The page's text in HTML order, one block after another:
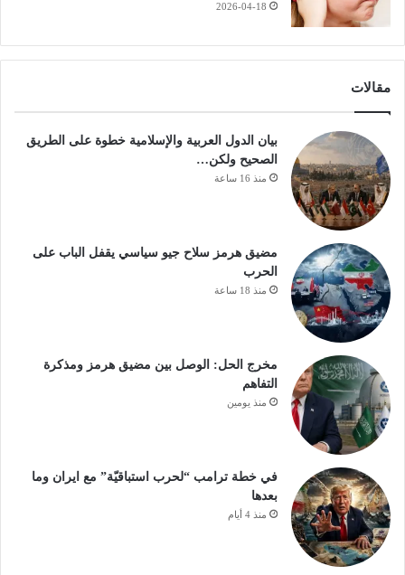
2026-04-18
مقالات
بيان الدول العربية والإسلامية خطوة على الطريق
الصحيح ولكن…
منذ 16 ساعة
مضيق هرمز سلاح جيو سياسي يقفل الباب على
الحرب
منذ 18 ساعة
مخرج الحل: الوصل بين مضيق هرمز ومذكرة
التفاهم
منذ يومين
في خطة ترامب “لحرب استباقيّة” مع ايران وما
بعدها
منذ 4 أيام